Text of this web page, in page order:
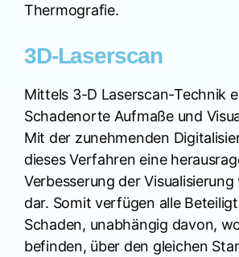
Thermografie.
3D-Laserscan
Mittels 3-D Laserscan-Technik
Schadenorte Aufmaße und
Mit der zunehmenden
dieses Verfahren eine
Verbesserung der
dar. Somit verfügen alle
Schaden, unabhängig davon,
befinden, über den gleichen